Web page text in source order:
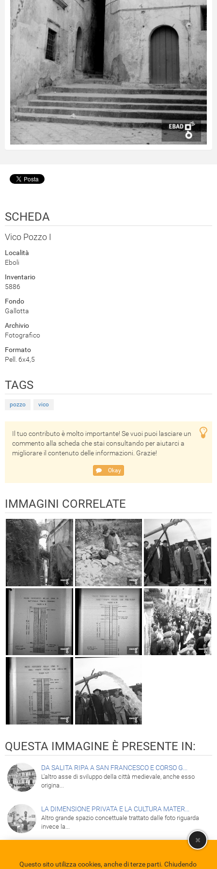
SCHEDA
Vico Pozzo I
Località
Eboli
Inventario
5886
Fondo
Gallotta
Archivio
Fotografico
Formato
Pell. 6x4,5
TAGS
pozzo vico
Il tuo contributo è molto importante! Se vuoi puoi lasciare un
commento alla scheda che stai consultando per aiutarci a
migliorare il contenuto delle informazioni. Grazie!
Okay
IMMAGINI CORRELATE
QUESTA IMMAGINE È PRESENTE IN:
DA SALITA RIPA A SAN FRANCESCO E CORSO G...
L'altro asse di sviluppo della città medievale, anche esso
origina...
LA DIMENSIONE PRIVATA E LA CULTURA MATER...
Altro grande spazio concettuale trattato dalle foto riguarda
invece la...
Questo sito utilizza cookies, anche di terze parti. Chiudendo